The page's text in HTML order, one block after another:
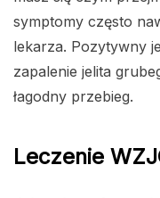
symptomy często
lekarza. Pozytywny
zapalenie jelita
łagodny przebieg.
Leczenie